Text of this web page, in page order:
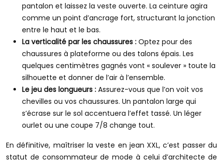
pantalon et laissez la veste ouverte. La ceinture agira
comme un point d’ancrage fort, structurant la jonction
entre le haut et le bas.
La verticalité par les chaussures : Optez pour des
chaussures à plateforme ou des talons épais. Les
quelques centimètres gagnés vont « soulever » toute la
silhouette et donner de l’air à l’ensemble.
Le jeu des longueurs : Assurez-vous que l’on voit vos
chevilles ou vos chaussures. Un pantalon large qui
s’écrase sur le sol accentuera l’effet tassé. Un léger
ourlet ou une coupe 7/8 change tout.
En définitive, maîtriser la veste en jean XXL, c’est passer du
statut de consommateur de mode à celui d’architecte de